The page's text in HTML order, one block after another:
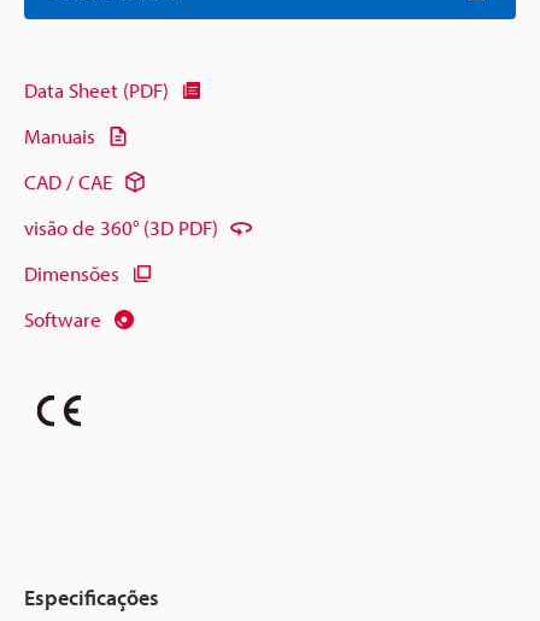
Data Sheet (PDF)
Manuais
CAD / CAE
visão de 360° (3D PDF)
Dimensões
Software
Especificações